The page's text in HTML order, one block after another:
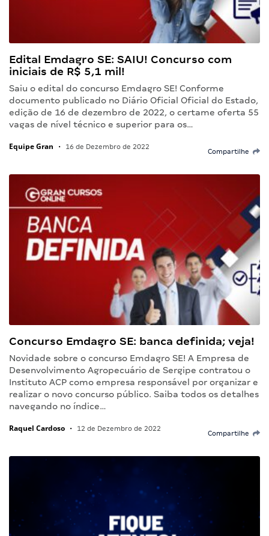
Edital Emdagro SE: SAIU! Concurso com
iniciais de R$ 5,1 mil!
Saiu o edital do concurso Emdagro SE! Conforme
documento publicado no Diário Oficial Oficial do Estado,
edição de 16 de dezembro de 2022, o certame oferta 55
vagas de nível técnico e superior para os…
Equipe Gran • 16 de Dezembro de 2022
Compartilhe
Concurso Emdagro SE: banca definida; veja!
Novidade sobre o concurso Emdagro SE! A Empresa de
Desenvolvimento Agropecuário de Sergipe contratou o
Instituto ACP como empresa responsável por organizar e
realizar o novo concurso público. Saiba todos os detalhes
navegando no índice…
Raquel Cardoso • 12 de Dezembro de 2022
Compartilhe